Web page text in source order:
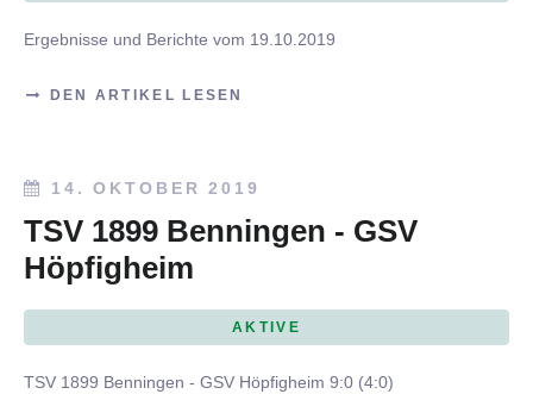
Ergebnisse und Berichte vom 19.10.2019
DEN ARTIKEL LESEN
14. OKTOBER 2019
TSV 1899 Benningen - GSV
Höpfigheim
AKTIVE
TSV 1899 Benningen - GSV Höpfigheim 9:0 (4:0)